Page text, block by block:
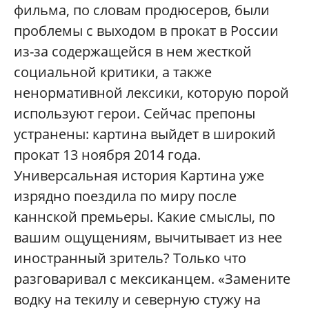
фильма, по словам продюсеров, были
проблемы с выходом в прокат в России
из-за содержащейся в нем жесткой
социальной критики, а также
ненормативной лексики, которую порой
используют герои. Сейчас препоны
устранены: картина выйдет в широкий
прокат 13 ноября 2014 года.
Универсальная история Картина уже
изрядно поездила по миру после
каннской премьеры. Какие смыслы, по
вашим ощущениям, вычитывает из нее
иностранный зритель? Только что
разговаривал с мексиканцем. «Замените
водку на текилу и северную стужу на